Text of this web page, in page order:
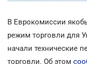
В Еврокомиссии
режим торговли для
начали технические
торговли. Об этом